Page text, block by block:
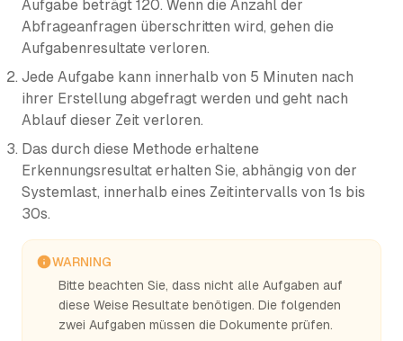
Aufgabe beträgt 120. Wenn die Anzahl der
Abfrageanfragen überschritten wird, gehen die
Aufgabenresultate verloren.
Jede Aufgabe kann innerhalb von 5 Minuten nach
ihrer Erstellung abgefragt werden und geht nach
Ablauf dieser Zeit verloren.
Das durch diese Methode erhaltene
Erkennungsresultat erhalten Sie, abhängig von der
Systemlast, innerhalb eines Zeitintervalls von 1s bis
30s.
WARNING
Bitte beachten Sie, dass nicht alle Aufgaben auf
diese Weise Resultate benötigen. Die folgenden
zwei Aufgaben müssen die Dokumente prüfen.